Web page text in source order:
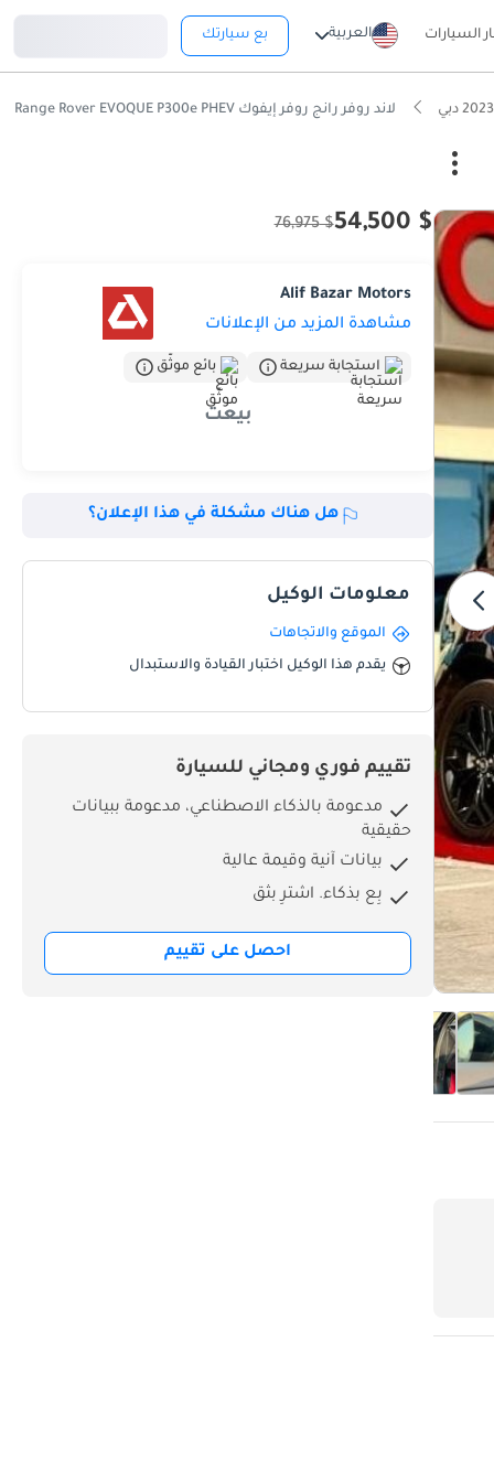
السيارات العربية بع سيارتك
لاند روفر رانج روفر إيفوك Range Rover EVOQUE P300e PHEV
$ 54,500
$ 76,975
Alif Bazar Motors
مشاهدة المزيد من الإعلانات
استجابة سريعة بائع موثّق
بيعت
هل هناك مشكلة في هذا الإعلان؟
معلومات الوكيل
الموقع والاتجاهات
يقدم هذا الوكيل اختبار القيادة والاستبدال
تقييم فوري ومجاني للسيارة
مدعومة بالذكاء الاصطناعي، مدعومة ببيانات
حقيقية
بيانات آنية وقيمة عالية
بِع بذكاء. اشترِ بثق
احصل على تقييم